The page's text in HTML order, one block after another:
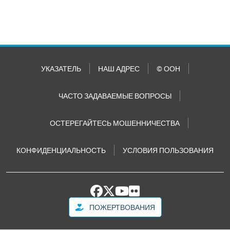
УКАЗАТЕЛЬ НАШ АДРЕС © ООН
ЧАСТО ЗАДАВАЕМЫЕ ВОПРОСЫ
ОСТЕРЕГАЙТЕСЬ МОШЕННИЧЕСТВА
КОНФИДЕНЦИАЛЬНОСТЬ УСЛОВИЯ ПОЛЬЗОВАНИЯ
ПОЖЕРТВОВАНИЯ